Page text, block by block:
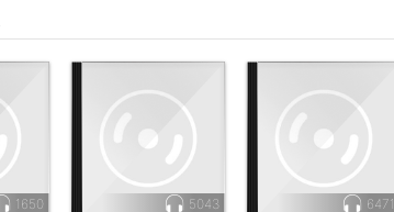
1650 5043 6471